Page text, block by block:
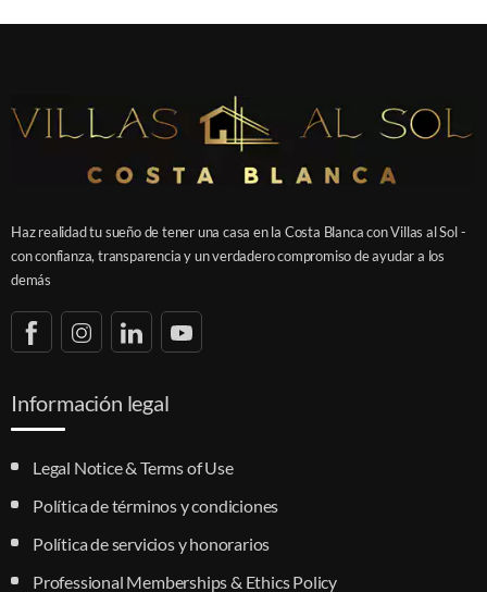
Haz realidad tu sueño de tener una casa en la Costa Blanca con Villas al Sol -
con confianza, transparencia y un verdadero compromiso de ayudar a los
demás
Información legal
Legal Notice & Terms of Use
Política de términos y condiciones
Política de servicios y honorarios
Professional Memberships & Ethics Policy